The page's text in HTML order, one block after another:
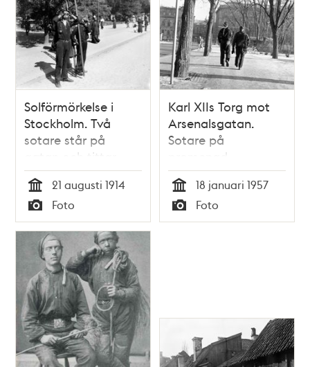
Solförmörkelse i
Stockholm. Två
sotare står på
gatan och tittar
genom sotade glas
Tid
21 augusti 1914
Typ
Foto
Karl XIIs Torg mot
Arsenalsgatan.
Sotare på
promenad
Tid
18 januari 1957
Typ
Foto